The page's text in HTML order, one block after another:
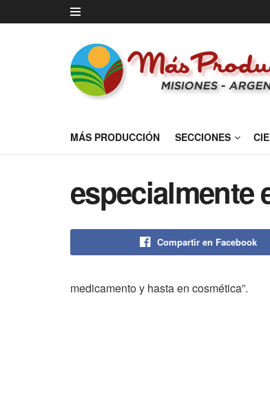
MÁS PRODUCCIÓN SECCIONES
especialmente
Compartir en Facebook
medicamento y hasta en cosmética”.